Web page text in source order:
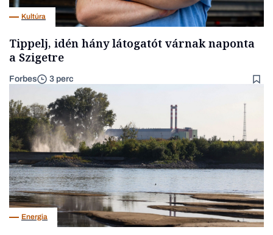
Kultúra
Tippelj, idén hány látogatót várnak naponta
a Szigetre
Forbes 3 perc
Energia